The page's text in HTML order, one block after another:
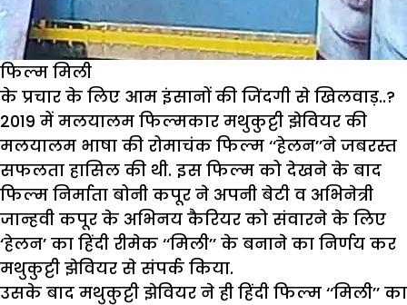
फिल्म मिली
के प्रचार के लिए आम इंसानों की जिंदगी से खिलवाड़..?
2019 में मलयालम फिल्मकार मथुकुट्टी झेवियर की
मलयालम भाषा की रोमाचंक फिल्म ‘‘हेलन’’ने जबरस्त
सफलता हासिल की थी. इस फिल्म को देखने के बाद
फिल्म निर्माता बोनी कपूर ने अपनी बेटी व अभिनेत्री
जान्हवी कपूर के अभिनय कैरियर को संवारने के लिए
‘हेलन’ का हिंदी रीमेक ‘‘मिली’’ के बनाने का निर्णय कर
मथुकुट्टी झेवियर से संपर्क किया.
उसके बाद मथुकुट्टी झेवियर ने ही हिंदी फिल्म ‘‘मिली’’ का